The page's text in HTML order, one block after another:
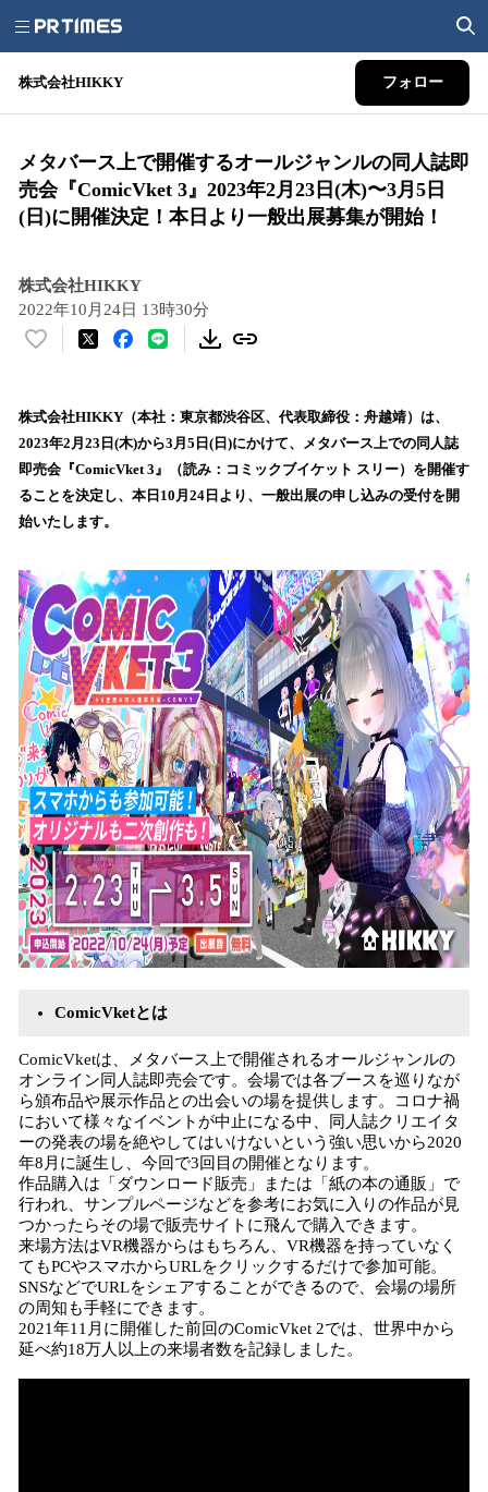
株式会社HIKKY フォロー
メタバース上で開催するオールジャンルの同人誌即
売会『ComicVket 3』2023年2月23日(木)〜3月5日
(日)に開催決定！本日より一般出展募集が開始！
株式会社HIKKY
2022年10月24日 13時30分
い
！
数
を
読
込
中
で
す
株式会社HIKKY（本社：東京都渋谷区、代表取締役：舟越靖）は、
2023年2月23日(木)から3月5日(日)にかけて、メタバース上での同人誌
即売会『ComicVket 3』（読み：コミックブイケット スリー）を開催す
ることを決定し、本日10月24日より、一般出展の申し込みの受付を開
始いたします。
ComicVketとは
ComicVketは、メタバース上で開催されるオールジャンルの
オンライン同人誌即売会です。会場では各ブースを巡りなが
ら頒布品や展示作品との出会いの場を提供します。コロナ禍
において様々なイベントが中止になる中、同人誌クリエイタ
ーの発表の場を絶やしてはいけないという強い思いから2020
年8月に誕生し、今回で3回目の開催となります。
作品購入は「ダウンロード販売」または「紙の本の通販」で
行われ、サンプルページなどを参考にお気に入りの作品が見
つかったらその場で販売サイトに飛んで購入できます。
来場方法はVR機器からはもちろん、VR機器を持っていなく
てもPCやスマホからURLをクリックするだけで参加可能。
SNSなどでURLをシェアすることができるので、会場の場所
の周知も手軽にできます。
2021年11月に開催した前回のComicVket 2では、世界中から
延べ約18万人以上の来場者数を記録しました。